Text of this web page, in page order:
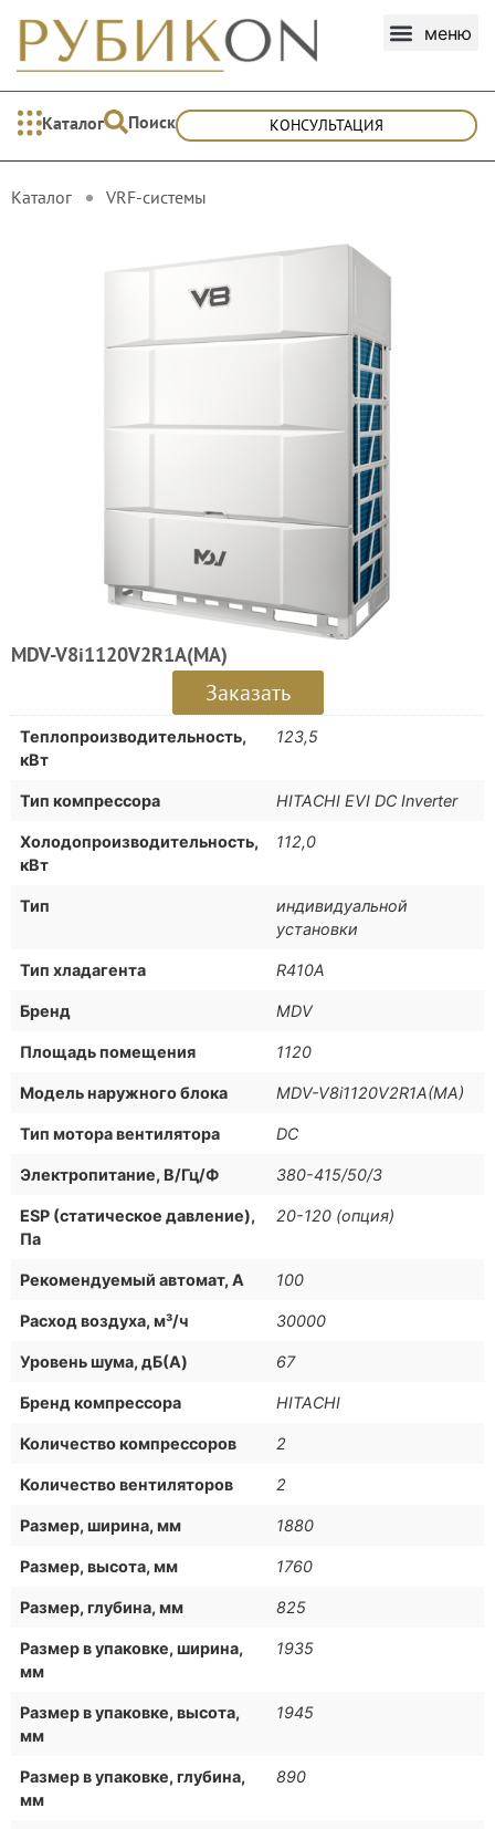
Каталог Поиск КОНСУЛЬТАЦИЯ
Каталог VRF-cистемы
MDV-V8i1120V2R1A(MA)
Заказать
Теплопроизводительность,
кВт
123,5
Тип компрессора HITACHI EVI DC Inverter
Холодопроизводительность,
кВт
112,0
Тип
индивидуальной
установки
Тип хладагента R410A
Бренд MDV
Площадь помещения 1120
Модель наружного блока MDV-V8i1120V2R1A(MA)
Тип мотора вентилятора DC
Электропитание, В/Гц/Ф 380-415/50/3
ESP (статическое давление),
Па
20-120 (опция)
Рекомендуемый автомат, А 100
Расход воздуха, м³/ч 30000
Уровень шума, дБ(A) 67
Бренд компрессора HITACHI
Количество компрессоров 2
Количество вентиляторов 2
Размер, ширина, мм 1880
Размер, высота, мм 1760
Размер, глубина, мм 825
Размер в упаковке, ширина,
мм
1935
Размер в упаковке, высота,
мм
1945
Размер в упаковке, глубина,
мм
890